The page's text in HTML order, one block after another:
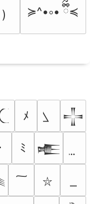
≽^•༚• ྀིྀ≼
ﾒ 𒋲
ﾐ 𒍫
⛥